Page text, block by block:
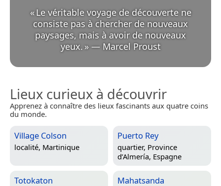
«Le véritable voyage de découverte ne
consiste pas à chercher de nouveaux
paysages, mais à avoir de nouveaux
yeux. » — Marcel Proust
Lieux curieux à découvrir
Apprenez à connaître des lieux fascinants aux quatre coins
du monde.
Village Colson
localité, Martinique
Puerto Rey
quartier, Province
d’Almería, Espagne
Totokaton Mahatsanda